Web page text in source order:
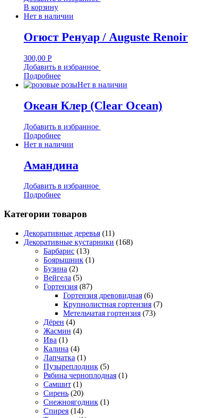
В корзину
Нет в наличии
Огюст Ренуар / Auguste Renoir
300,00 Р
Добавить в избранное
Подробнее
Нет в наличии
Океан Клер (Clear Ocean)
Добавить в избранное
Подробнее
Нет в наличии
Амандина
Добавить в избранное
Подробнее
Категории товаров
Декоративные деревья (11)
Декоративные кустарники (168)
Барбарис (13)
Боярышник (1)
Бузина (2)
Вейгела (5)
Гортензия (87)
Гортензия древовидная (6)
Крупнолистная гортензия (7)
Метельчатая гортензия (73)
Дёрен (4)
Жасмин (4)
Ива (1)
Калина (4)
Лапчатка (1)
Пузыреплодник (5)
Рябина черноплодная (1)
Самшит (1)
Сирень (20)
Снежноягодник (1)
Спирея (14)